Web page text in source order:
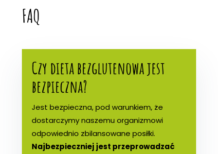
FAQ
Czy dieta bezglutenowa jest
bezpieczna?
Jest bezpieczna, pod warunkiem, że
dostarczymy naszemu organizmowi
odpowiednio zbilansowane posiłki.
Najbezpieczniej jest przeprowadzać